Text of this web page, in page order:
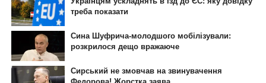
ГОЛОВНА РЕКЛАМА НА САЙТІ
© 2007-2022 Інформатор - Національне інтернет-видання.
При повному або частковому використанні матеріалів сайту посилання
на сайт інтернет-виданняnikopol.informator.uaяк джерело
інформації є обов'язковим.